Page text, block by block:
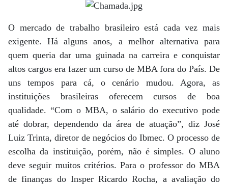
O mercado de trabalho brasileiro está cada vez mais
exigente. Há alguns anos, a melhor alternativa para
quem queria dar uma guinada na carreira e conquistar
altos cargos era fazer um curso de MBA fora do País. De
uns tempos para cá, o cenário mudou. Agora, as
instituições brasileiras oferecem cursos de boa
qualidade. “Com o MBA, o salário do executivo pode
até dobrar, dependendo da área de atuação”, diz José
Luiz Trinta, diretor de negócios do Ibmec. O processo de
escolha da instituição, porém, não é simples. O aluno
deve seguir muitos critérios. Para o professor do MBA
de finanças do Insper Ricardo Rocha, a avaliação do